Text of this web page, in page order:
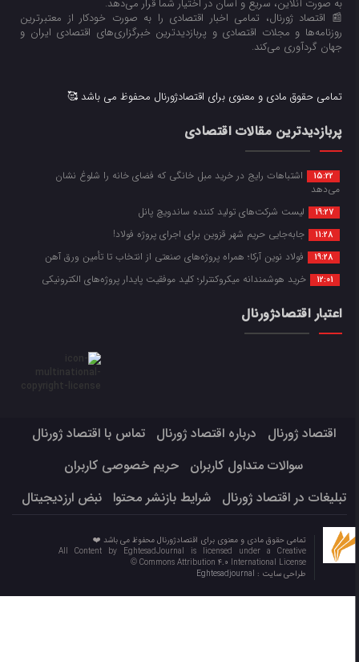
به صورت آنلاین، سریع و آسان در اختیار شما قرار می‌‌دهد.
📰 اقتصاد ژورنال، تمامی اخبار اقتصادی را به صورت خودکار از معتبرترین
روزنامه‌ها و مجلات اقتصادی و پربازدیدترین خبرگزاری‌های اقتصادی ایران و
جهان گردآوری می‌کند.
تمامی حقوق مادی و معنوی برای اقتصادژورنال محفوظ می باشد 🥰
پربازدیدترین مقالات اقتصادی
15:22
اشتباهات رایج در خرید مبل خانگی که فضای خانه را شلوغ نشان
می‌دهد
19:27 لیست شرکت‌های تولید کننده ساندویچ پانل
11:28 جابه‌جایی حریم شهر قزوین برای اجرای پروژه فولاد!
19:28 فولاد نوین آرکا؛ همراه پروژه‌های صنعتی از انتخاب تا تأمین ورق آهن
12:01 خرید هوشمندانه میکروکنترلر؛ کلید موفقیت پایدار پروژه‌های الکترونیکی
اعتبار اقتصادژورنال
اقتصاد ژورنال درباره اقتصاد ژورنال
تماس با اقتصاد ژورنال
سوالات متداول کاربران
حریم خصوصی کاربران
تبلیغات در اقتصاد ژورنال
شرایط بازنشر محتوا نبض ارزدیجیتال
تمامی حقوق مادی و معنوی برای اقتصادژورنال محفوظ می باشد ❤️
All Content by EghtesadJournal is licensed under a Creative
Commons Attribution 4.0 International License ©️
طراحی سایت :